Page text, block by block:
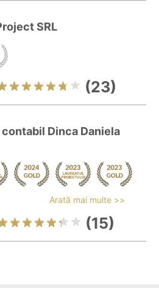
SRL
(23)
Dinca Daniela
Arată mai multe >>
(15)